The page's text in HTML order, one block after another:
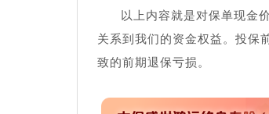
以上内容就是对保单现金
关系到我们的资金权益。投保
致的前期退保亏损。